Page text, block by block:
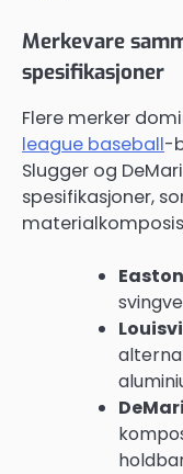
Merkevare
spesifikasjoner
Flere merker
league baseball-
Slugger og
spesifikasjoner,